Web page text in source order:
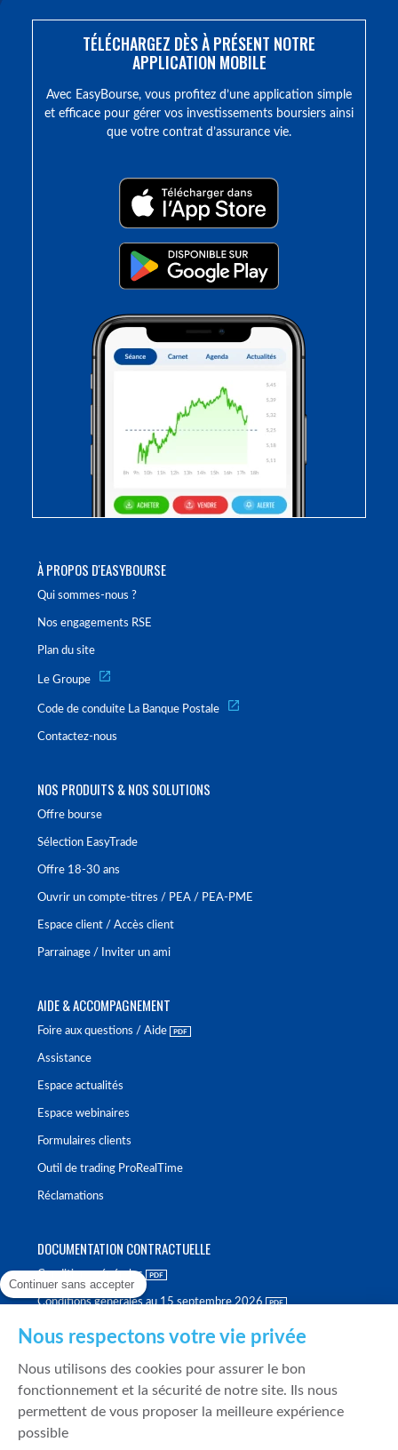
À PROPOS D'EASYBOURSE
Qui sommes-nous ?
Nos engagements RSE
Plan du site
Le Groupe
Code de conduite La Banque Postale
Contactez-nous
NOS PRODUITS & NOS SOLUTIONS
Offre bourse
Sélection EasyTrade
Offre 18-30 ans
Ouvrir un compte-titres / PEA / PEA-PME
Espace client / Accès client
Parrainage / Inviter un ami
AIDE & ACCOMPAGNEMENT
Foire aux questions / Aide
Assistance
Espace actualités
Espace webinaires
Formulaires clients
Outil de trading ProRealTime
Réclamations
DOCUMENTATION CONTRACTUELLE
Conditions générales
Conditions générales au 15 septembre 2026
Politique de meilleure sélection
Politique de durabilité
Fonds de garantie des dépôts et de résolution
TÉLÉCHARGEZ DÈS À PRÉSENT NOTRE
APPLICATION MOBILE
Avec EasyBourse, vous profitez d’une application simple
et efficace pour gérer vos investissements boursiers ainsi
que votre contrat d’assurance vie.
Continuer sans accepter
Nous respectons votre vie privée
Nous utilisons des cookies pour assurer le bon
fonctionnement et la sécurité de notre site. Ils nous
permettent de vous proposer la meilleure expérience
possible